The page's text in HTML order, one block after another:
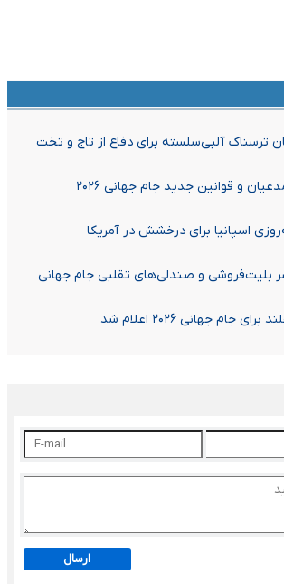
ترسناک آلبی‌سلسته برای دفاع از تاج و تخت
و قوانین جدید جام جهانی ۲۰۲۶
اسپانیا برای درخشش در آمریکا
بلیت‌فروشی و صندلی‌های تقلبی جام جهانی
جهانی ۲۰۲۶ اعلام شد
ارسال